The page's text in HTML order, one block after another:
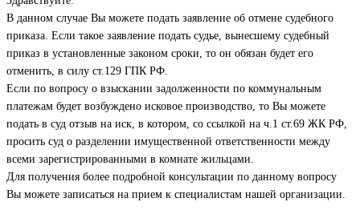
В данном случае Вы можете подать заявление об отмене судебного
приказа. Если такое заявление подать судье, вынесшему судебный
приказ в установленные законом сроки, то он обязан будет его
отменить, в силу ст.129 ГПК РФ.
Если по вопросу о взыскании задолженности по коммунальным
платежам будет возбуждено исковое производство, то Вы можете
подать в суд отзыв на иск, в котором, со ссылкой на ч.1 ст.69 ЖК РФ,
просить суд о разделении имущественной ответственности между
всеми зарегистрированными в комнате жильцами.
Для получения более подробной консультации по данному вопросу
Вы можете записаться на прием к специалистам нашей организации.